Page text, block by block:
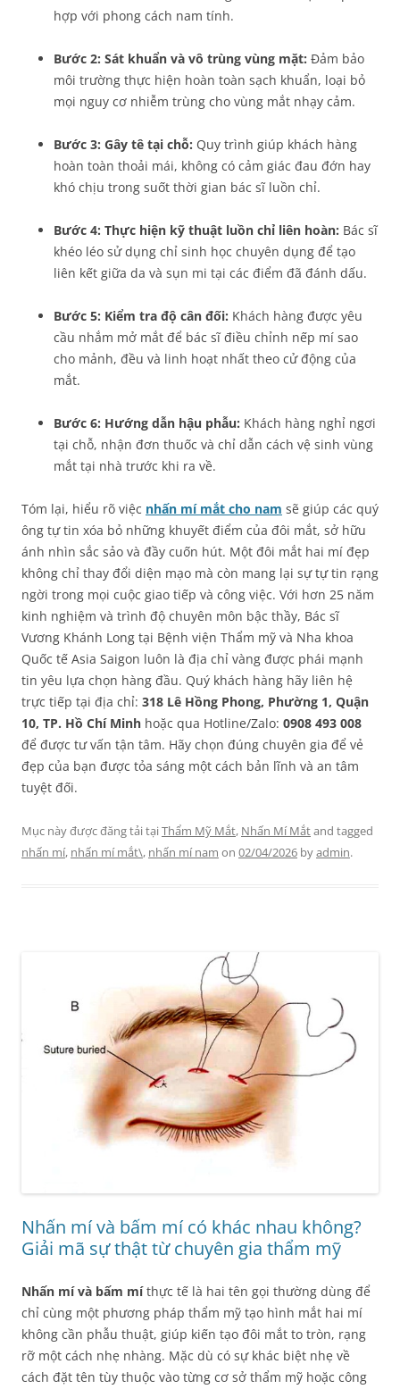
hợp với phong cách nam tính.
Bước 2: Sát khuẩn và vô trùng vùng mặt: Đảm bảo
môi trường thực hiện hoàn toàn sạch khuẩn, loại bỏ
mọi nguy cơ nhiễm trùng cho vùng mắt nhạy cảm.
Bước 3: Gây tê tại chỗ: Quy trình giúp khách hàng
hoàn toàn thoải mái, không có cảm giác đau đớn hay
khó chịu trong suốt thời gian bác sĩ luồn chỉ.
Bước 4: Thực hiện kỹ thuật luồn chỉ liên hoàn: Bác sĩ
khéo léo sử dụng chỉ sinh học chuyên dụng để tạo
liên kết giữa da và sụn mi tại các điểm đã đánh dấu.
Bước 5: Kiểm tra độ cân đối: Khách hàng được yêu
cầu nhắm mở mắt để bác sĩ điều chỉnh nếp mí sao
cho mảnh, đều và linh hoạt nhất theo cử động của
mắt.
Bước 6: Hướng dẫn hậu phẫu: Khách hàng nghỉ ngơi
tại chỗ, nhận đơn thuốc và chỉ dẫn cách vệ sinh vùng
mắt tại nhà trước khi ra về.
Tóm lại, hiểu rõ việc nhấn mí mắt cho nam sẽ giúp các quý
ông tự tin xóa bỏ những khuyết điểm của đôi mắt, sở hữu
ánh nhìn sắc sảo và đầy cuốn hút. Một đôi mắt hai mí đẹp
không chỉ thay đổi diện mạo mà còn mang lại sự tự tin rạng
ngời trong mọi cuộc giao tiếp và công việc. Với hơn 25 năm
kinh nghiệm và trình độ chuyên môn bậc thầy, Bác sĩ
Vương Khánh Long tại Bệnh viện Thẩm mỹ và Nha khoa
Quốc tế Asia Saigon luôn là địa chỉ vàng được phái mạnh
tin yêu lựa chọn hàng đầu. Quý khách hàng hãy liên hệ
trực tiếp tại địa chỉ: 318 Lê Hồng Phong, Phường 1, Quận
10, TP. Hồ Chí Minh hoặc qua Hotline/Zalo: 0908 493 008
để được tư vấn tận tâm. Hãy chọn đúng chuyên gia để vẻ
đẹp của bạn được tỏa sáng một cách bản lĩnh và an tâm
tuyệt đối.
Mục này được đăng tải tạiThẩm Mỹ Mắt, Nhấn Mí Mắtand tagged
nhấn mí, nhấn mí mắt\, nhấn mí nam on 02/04/2026 byadmin.
Nhấn mí và bấm mí có khác nhau không?
Giải mã sự thật từ chuyên gia thẩm mỹ
Nhấn mí và bấm míthực tế là hai tên gọi thường dùng để
chỉ cùng một phương pháp thẩm mỹ tạo hình mắt hai mí
không cần phẫu thuật, giúp kiến tạo đôi mắt to tròn, rạng
rỡ một cách nhẹ nhàng. Mặc dù có sự khác biệt nhẹ về
cách đặt tên tùy thuộc vào từng cơ sở thẩm mỹ hoặc công